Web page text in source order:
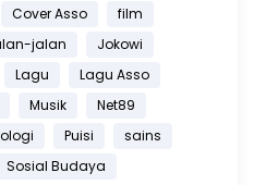
Cover Asso
film
jalan
Jokowi
Lagu
Lagu Asso
Musik
Net89
Puisi
sains
Sosial Budaya